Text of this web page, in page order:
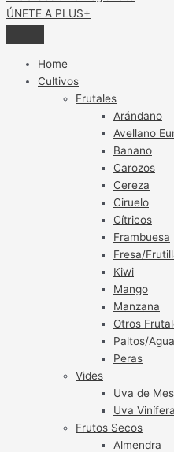
ÚNETE A PLUS+
Home
Cultivos
Frutales
Arándano
Avellano
Banano
Carozos
Cereza
Ciruelo
Cítricos
Frambuesa
Fresa/
Kiwi
Mango
Manzana
Otros
Paltos/
Peras
Vides
Uva de
Uva Vinífera
Frutos Secos
Almendra